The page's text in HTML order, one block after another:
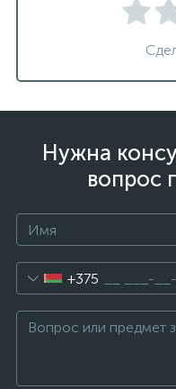
Нужна
вопрос
+375